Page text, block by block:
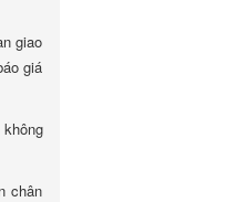
giao
giá
chân